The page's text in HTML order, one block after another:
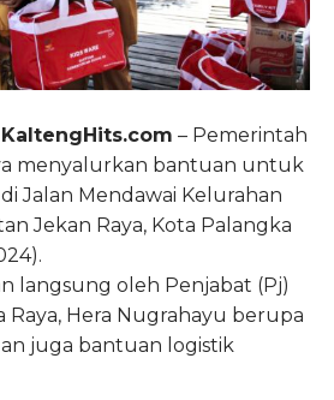
KaltengHits.com – Pemerintah
menyalurkan bantuan untuk
Jalan Mendawai Kelurahan
Jekan Raya, Kota Palangka
langsung oleh Penjabat (Pj)
Raya, Hera Nugrahayu berupa
juga bantuan logistik